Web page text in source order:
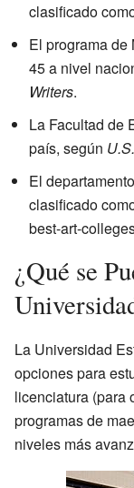
clasificado
El programa de
45 a nivel
Writers.
La Facultad de
país, según
El
clasificado
best-art-
¿Qué se
La Universidad
opciones para
licenciatura (para
programas de
niveles más